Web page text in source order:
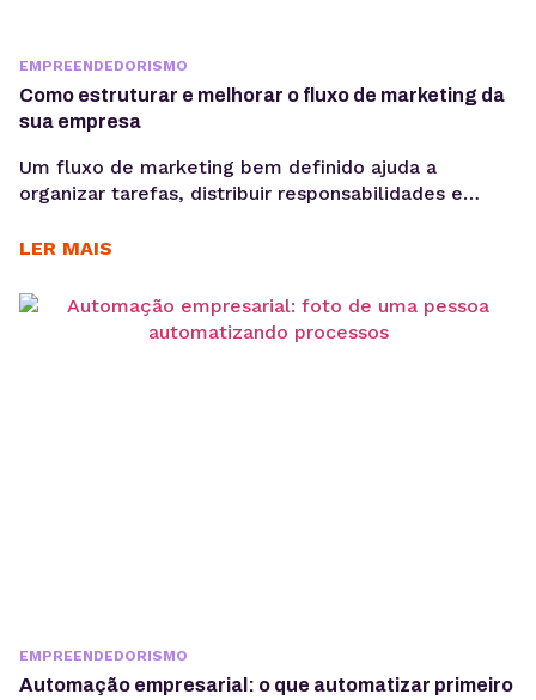
EMPREENDEDORISMO
Como estruturar e melhorar o fluxo de marketing da
sua empresa
Um fluxo de marketing bem definido ajuda a
organizar tarefas, distribuir responsabilidades e
consistente. E o uso de ferramentas como um
ao centralizar processos de planejamento,
aprovação e publicação. Para ter bons resultados
LER MAIS
EMPREENDEDORISMO
Automação empresarial: o que automatizar primeiro